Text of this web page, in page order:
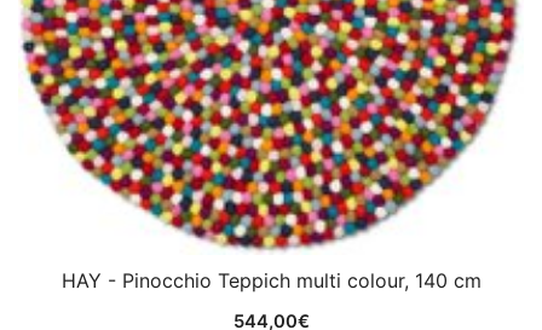
HAY - Pinocchio Teppich multi colour, 140 cm
544,00€